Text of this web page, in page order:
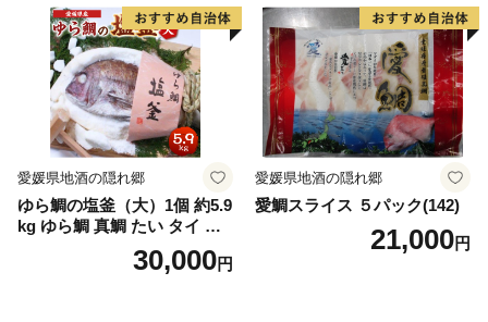
取り寄せグルメ 魚醤 ナンプ
ラー 愛知県 小牧市 冷凍 送料
無料
愛媛県地酒の隠れ郷
ゆら鯛の塩釜（大）1個 約5.9
kg ゆら鯛 真鯛 たい タイ 鯛
塩釜焼き 塩釜 魚 魚介類 海鮮
祝い事 お祝い ハレの日 食品
30,000円
愛媛県地酒の隠れ郷
愛鯛スライス ５パック(142)
21,000円